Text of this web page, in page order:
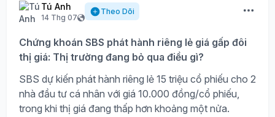
Tú Anh
14 Thg 07
Theo Dõi
Chứng khoán SBS phát hành riêng lẻ giá gấp đôi
thị giá: Thị trường đang bỏ qua điều gì?
SBS dự kiến phát hành riêng lẻ 15 triệu cổ phiếu cho 2
nhà đầu tư cá nhân với giá 10.000 đồng/cổ phiếu,
trong khi thị giá đang thấp hơn khoảng một nửa.